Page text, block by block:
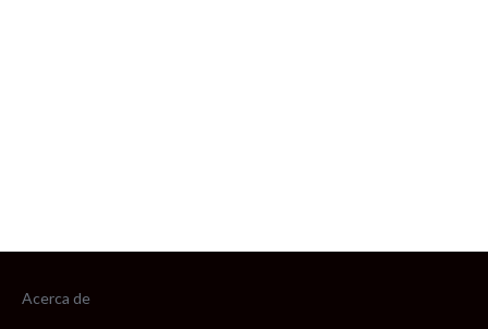
Acerca de